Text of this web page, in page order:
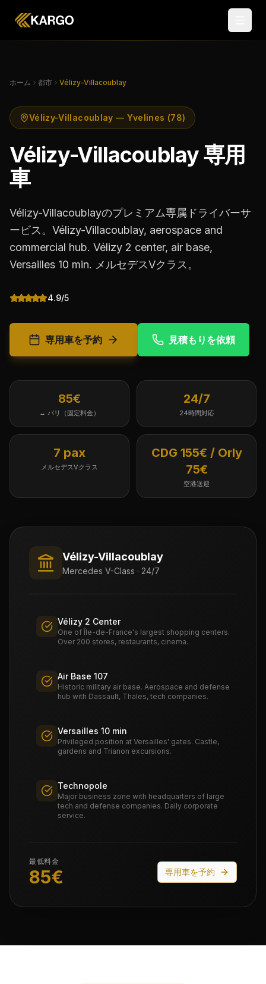
ホーム 都市 Vélizy-Villacoublay
Vélizy-Villacoublay — Yvelines (78)
Vélizy-Villacoublay 専用
車
Vélizy-Villacoublayのプレミアム専属ドライバーサ
ービス。Vélizy-Villacoublay, aerospace and
commercial hub. Vélizy 2 center, air base,
Versailles 10 min. メルセデスVクラス。
4.9/5
専用車を予約 見積もりを依頼
85€
↔ パリ（固定料金）
24/7
24時間対応
7 pax
メルセデスVクラス
CDG 155€ / Orly
75€
空港送迎
Vélizy-Villacoublay
Mercedes V-Class · 24/7
Vélizy 2 Center
One of Île-de-France's largest shopping centers.
Over 200 stores, restaurants, cinema.
Air Base 107
Historic military air base. Aerospace and defense
hub with Dassault, Thales, tech companies.
Versailles 10 min
Privileged position at Versailles' gates. Castle,
gardens and Trianon excursions.
Technopole
Major business zone with headquarters of large
tech and defense companies. Daily corporate
service.
最低料金
85€ 専用車を予約